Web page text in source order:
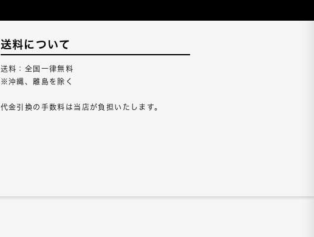
送料について
送料：全国一律無料
※沖縄、離島を除く
代金引換の手数料は当店が負担いたします。